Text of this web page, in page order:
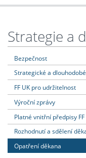
Strategie a
Bezpečnost
Strategické a
FF UK pro udržitelnost
Výroční zprávy
Platné vnitřní předpisy FF
Rozhodnutí a sdělení
Opatření děkana